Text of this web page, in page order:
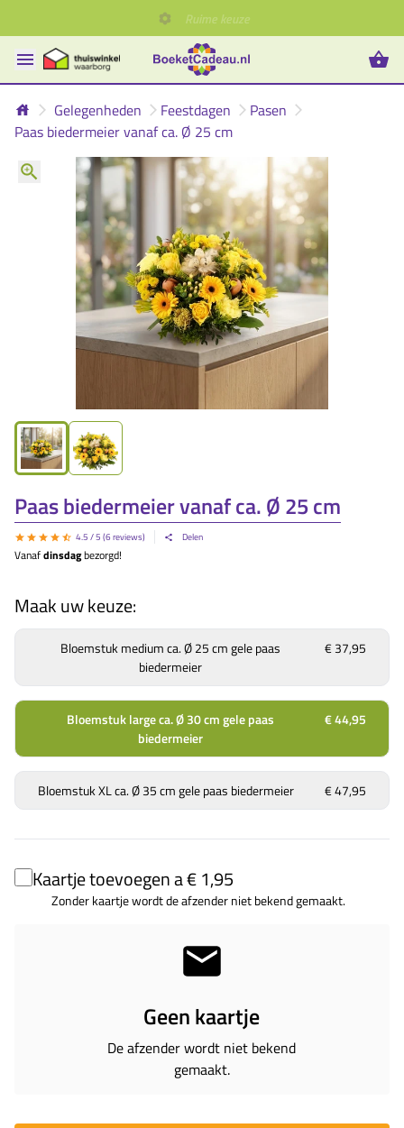
Gelegenheden Feestdagen
Pasen
Paas biedermeier vanaf ca. Ø 25 cm
Paas biedermeier vanaf ca. Ø 25 cm
4.5 / 5 (6 reviews) Delen
Vanafdinsdagbezorgd!
Maak uw keuze:
Bloemstuk medium ca. Ø 25 cm gele paas
biedermeier
€ 37,95
Bloemstuk large ca. Ø 30 cm gele paas
biedermeier
€ 44,95
Bloemstuk XL ca. Ø 35 cm gele paas biedermeier € 47,95
Kaartje toevoegen a € 1,95
Zonder kaartje wordt de afzender niet bekend gemaakt.
Geen kaartje
De afzender wordt niet bekend
gemaakt.